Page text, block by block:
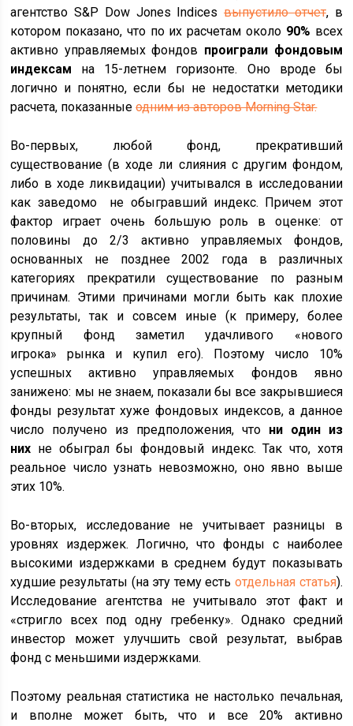
агентство S&P Dow Jones Indicesвыпустило отчет, в
котором показано, что по их расчетам около 90% всех
активно управляемых фондов проиграли фондовым
индексам на 15-летнем горизонте. Оно вроде бы
логично и понятно, если бы не недостатки методики
расчета, показанныеодним из авторов Morning Star.
Во-первых, любой фонд, прекративший
существование (в ходе ли слияния с другим фондом,
либо в ходе ликвидации) учитывался в исследовании
как заведомо не обыгравший индекс. Причем этот
фактор играет очень большую роль в оценке: от
половины до 2/3 активно управляемых фондов,
основанных не позднее 2002 года в различных
категориях прекратили существование по разным
причинам. Этими причинами могли быть как плохие
результаты, так и совсем иные (к примеру, более
крупный фонд заметил удачливого «нового
игрока» рынка и купил его). Поэтому число 10%
успешных активно управляемых фондов явно
занижено: мы не знаем, показали бы все закрывшиеся
фонды результат хуже фондовых индексов, а данное
число получено из предположения, что ни один из
них не обыграл бы фондовый индекс. Так что, хотя
реальное число узнать невозможно, оно явно выше
этих 10%.
Во-вторых, исследование не учитывает разницы в
уровнях издержек. Логично, что фонды с наиболее
высокими издержками в среднем будут показывать
худшие результаты (на эту тему есть отдельная статья).
Исследование агентства не учитывало этот факт и
«стригло всех под одну гребенку». Однако средний
инвестор может улучшить свой результат, выбрав
фонд с меньшими издержками.
Поэтому реальная статистика не настолько печальная,
и вполне может быть, что и все 20% активно